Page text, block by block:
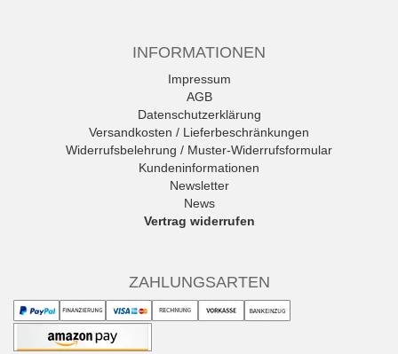
INFORMATIONEN
Impressum
AGB
Datenschutzerklärung
Versandkosten / Lieferbeschränkungen
Widerrufsbelehrung / Muster-Widerrufsformular
Kundeninformationen
Newsletter
News
Vertrag widerrufen
ZAHLUNGSARTEN